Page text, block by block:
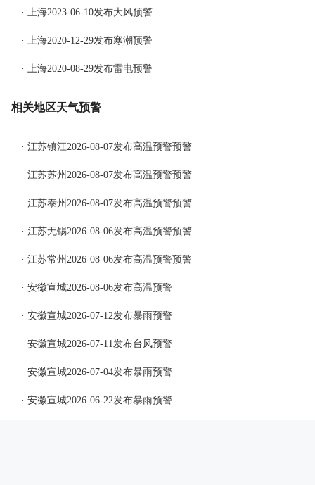
· 上海2023-06-10发布大风预警
· 上海2020-12-29发布寒潮预警
· 上海2020-08-29发布雷电预警
相关地区天气预警
· 江苏镇江2026-08-07发布高温预警预警
· 江苏苏州2026-08-07发布高温预警预警
· 江苏泰州2026-08-07发布高温预警预警
· 江苏无锡2026-08-06发布高温预警预警
· 江苏常州2026-08-06发布高温预警预警
· 安徽宣城2026-08-06发布高温预警
· 安徽宣城2026-07-12发布暴雨预警
· 安徽宣城2026-07-11发布台风预警
· 安徽宣城2026-07-04发布暴雨预警
· 安徽宣城2026-06-22发布暴雨预警